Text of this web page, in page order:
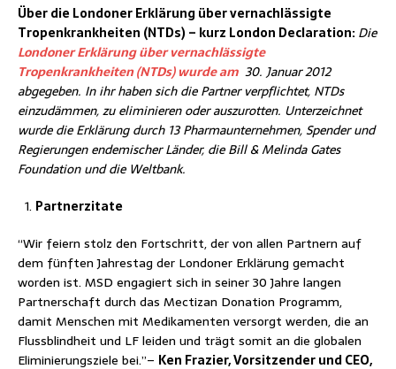
Über die Londoner Erklärung über vernachlässigte
Tropenkrankheiten (NTDs) – kurz London Declaration:Die
Londoner Erklärung über vernachlässigte
Tropenkrankheiten (NTDs) wurde am 30. Januar 2012
abgegeben. In ihr haben sich die Partner verpflichtet, NTDs
einzudämmen, zu eliminieren oder auszurotten. Unterzeichnet
wurde die Erklärung durch 13 Pharmaunternehmen, Spender und
Regierungen endemischer Länder, die Bill & Melinda Gates
Foundation und die Weltbank.
Partnerzitate
“Wir feiern stolz den Fortschritt, der von allen Partnern auf
dem fünften Jahrestag der Londoner Erklärung gemacht
worden ist. MSD engagiert sich in seiner 30 Jahre langen
Partnerschaft durch das Mectizan Donation Programm,
damit Menschen mit Medikamenten versorgt werden, die an
Flussblindheit und LF leiden und trägt somit an die globalen
Eliminierungsziele bei.”– Ken Frazier, Vorsitzender und CEO,